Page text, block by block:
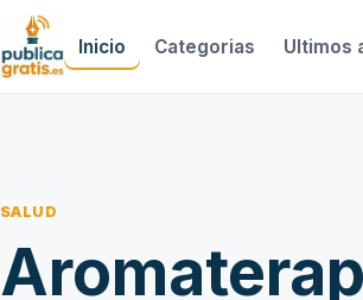
Inicio Categorias Ultimos
SALUD